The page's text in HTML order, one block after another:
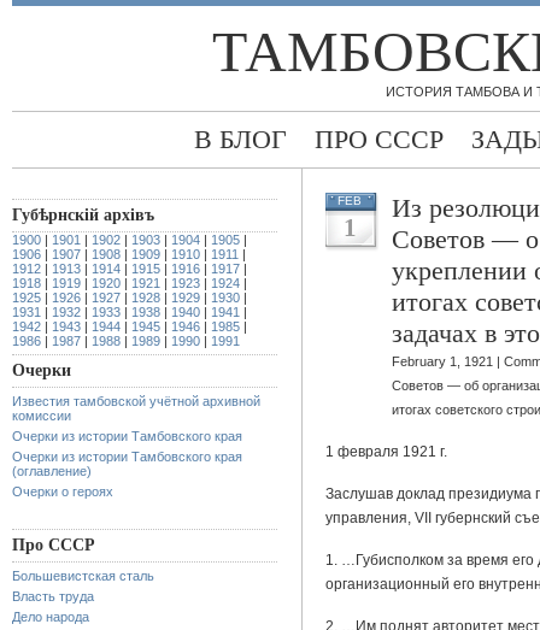
ИСТОРИЯ ТАМБОВА
В БЛОГ ПРО СССР
Губѣрнскiй архiвъ
1900 | 1901 | 1902 | 1903 | 1904 | 1905 |
1906 | 1907 | 1908 | 1909 | 1910 | 1911 |
1912 | 1913 | 1914 | 1915 | 1916 | 1917 |
1918 | 1919 | 1920 | 1921 | 1923 | 1924 |
1925 | 1926 | 1927 | 1928 | 1929 | 1930 |
1931 | 1932 | 1933 | 1938 | 1940 | 1941 |
1942 | 1943 | 1944 | 1945 | 1946 | 1985 |
1986 | 1987 | 1988 | 1989 | 1990 | 1991
Очерки
Известия тамбовской учётной архивной
комиссии
Очерки из истории Тамбовского края
Очерки из истории Тамбовского края
(оглавление)
Очерки о героях
Про СССР
Большевистская сталь
Власть труда
Дело народа
FEB
1
Из
Советов —
укреплении
итогах
задачах в
February 1, 1921 |
Советов — об
итогах советского
1 февраля 1921 г.
Заслушав доклад президиума
управления, VII губернский
1. …Губисполком за время его
организационный его
2. …Им поднят авторитет